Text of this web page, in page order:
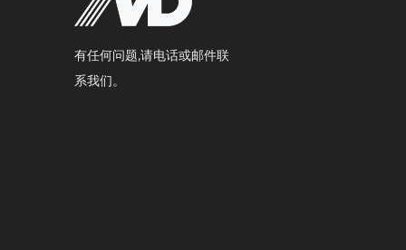
有任何问题,请电话或邮件联
系我们。